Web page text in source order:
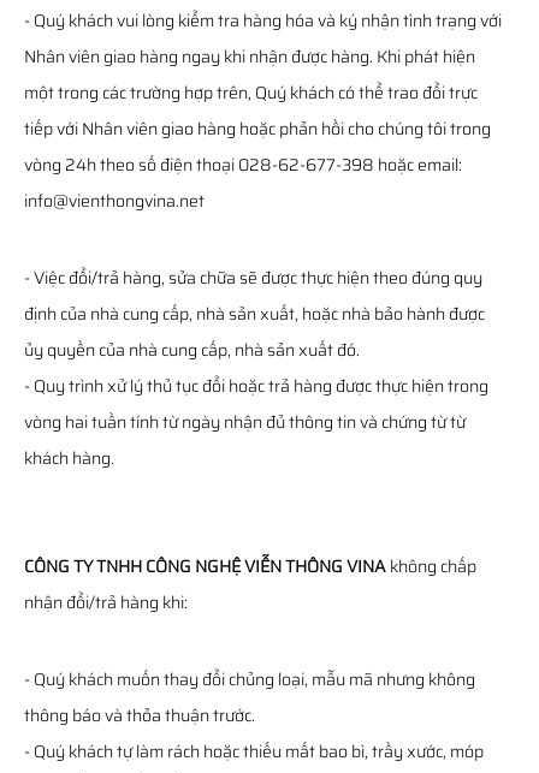
- Quý khách vui lòng kiểm tra hàng hóa và ký nhận tình trạng với
Nhân viên giao hàng ngay khi nhận được hàng. Khi phát hiện
một trong các trường hợp trên, Quý khách có thể trao đổi trực
tiếp với Nhân viên giao hàng hoặc phản hồi cho chúng tôi trong
vòng 24h theo số điện thoại 028-62-677-398 hoặc email:
info@vienthongvina.net
- Việc đổi/trả hàng, sửa chữa sẽ được thực hiện theo đúng quy
định của nhà cung cấp, nhà sản xuất, hoặc nhà bảo hành được
ủy quyền của nhà cung cấp, nhà sản xuất đó.
- Quy trình xử lý thủ tục đổi hoặc trả hàng được thực hiện trong
vòng hai tuần tính từ ngày nhận đủ thông tin và chứng từ từ
khách hàng.
CÔNG TY TNHH CÔNG NGHỆ VIỄN THÔNG VINAkhông chấp
nhận đổi/trả hàng khi:
- Quý khách muốn thay đổi chủng loại, mẫu mã nhưng không
thông báo và thỏa thuận trước.
- Quý khách tự làm rách hoặc thiếu mất bao bì, trầy xước, móp